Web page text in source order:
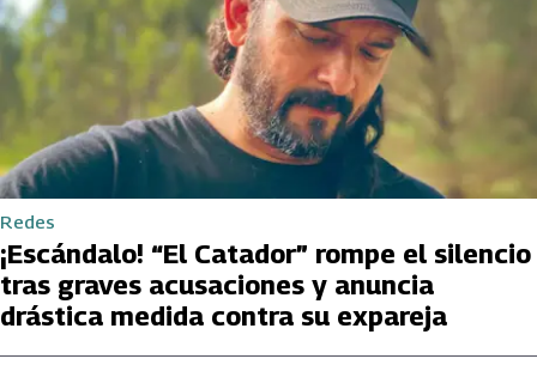
Redes
¡Escándalo! “El Catador” rompe el silencio
tras graves acusaciones y anuncia
drástica medida contra su expareja